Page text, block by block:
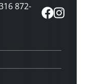
872-